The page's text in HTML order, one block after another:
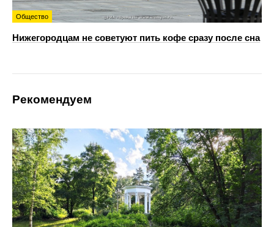
Общество
Нижегородцам не советуют пить кофе сразу после сна
Рекомендуем